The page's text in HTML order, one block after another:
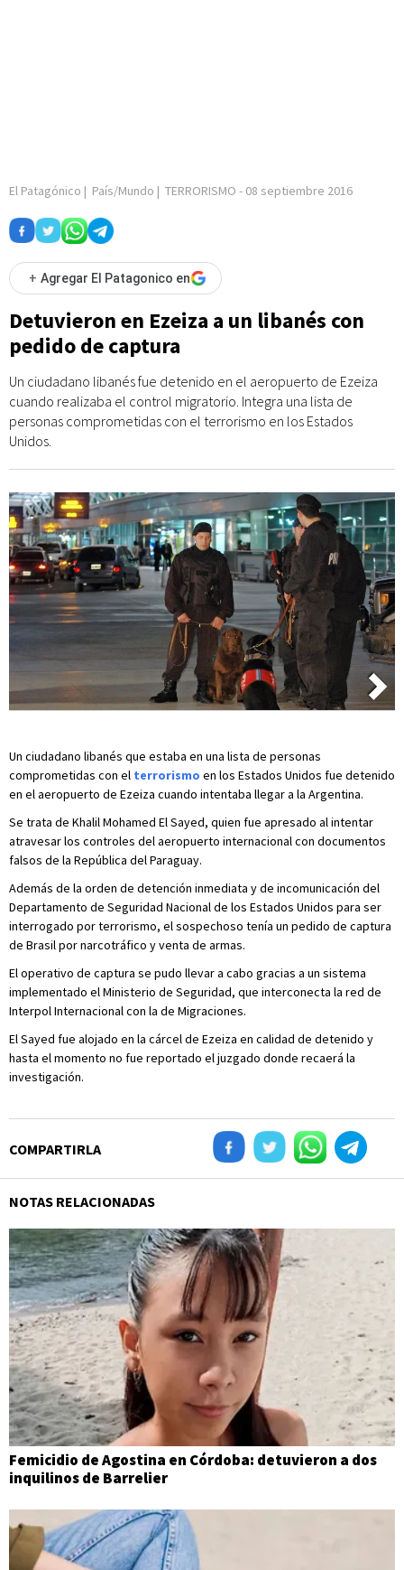
El Patagónico | País/Mundo | TERRORISMO - 08 septiembre 2016
+ Agregar El Patagonico en
Detuvieron en Ezeiza a un libanés con
pedido de captura
Un ciudadano libanés fue detenido en el aeropuerto de Ezeiza
cuando realizaba el control migratorio. Integra una lista de
personas comprometidas con el terrorismo en los Estados
Unidos.
Un ciudadano libanés que estaba en una lista de personas
comprometidas con el terrorismo en los Estados Unidos fue detenido
en el aeropuerto de Ezeiza cuando intentaba llegar a la Argentina.
Se trata de Khalil Mohamed El Sayed, quien fue apresado al intentar
atravesar los controles del aeropuerto internacional con documentos
falsos de la República del Paraguay.
Además de la orden de detención inmediata y de incomunicación del
Departamento de Seguridad Nacional de los Estados Unidos para ser
interrogado por terrorismo, el sospechoso tenía un pedido de captura
de Brasil por narcotráfico y venta de armas.
El operativo de captura se pudo llevar a cabo gracias a un sistema
implementado el Ministerio de Seguridad, que interconecta la red de
Interpol Internacional con la de Migraciones.
El Sayed fue alojado en la cárcel de Ezeiza en calidad de detenido y
hasta el momento no fue reportado el juzgado donde recaerá la
investigación.
COMPARTIRLA
NOTAS RELACIONADAS
Femicidio de Agostina en Córdoba: detuvieron a dos
inquilinos de Barrelier